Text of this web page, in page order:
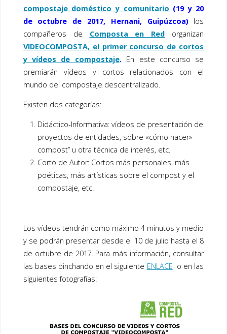
compostaje doméstico y comunitario (19 y 20
de octubre de 2017, Hernani, Guipúzcoa)los
compañeros de Composta en Red
organizan
VIDEOCOMPOSTA, el primer concurso de cortos
y vídeos de compostaje.En este concurso se
premiarán vídeos y cortos relacionados con el
mundo del compostaje descentralizado.
Existen dos categorías:
Didáctico-Informativa: vídeos de presentación de
proyectos de entidades, sobre «cómo hacer»
compost” u otra técnica de interés, etc.
Corto de Autor: Cortos más personales, más
poéticas, más artísticas sobre el compost y el
compostaje, etc.
Los vídeos tendrán como máximo 4 minutos y medio
y se podrán presentar desde el 10 de julio hasta el 8
de octubre de 2017. Para más información, consultar
las bases pinchando en el siguiente ENLACE o en las
siguientes fotografías: